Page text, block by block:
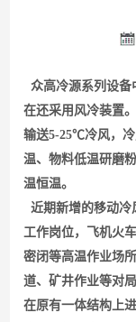
众高冷源系列设备
在还采用风冷装置
输送5-25℃冷风，冷
温、物料低温研磨
温恒温。
近期新增的移动冷
工作岗位，飞机火
密闭等高温作业场
道、矿井作业等对
在原有一体结构上